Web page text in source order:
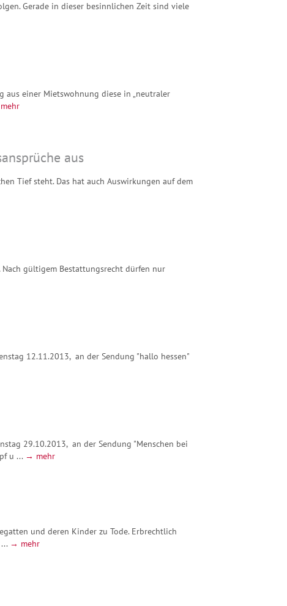
Gerade in dieser besinnlichen Zeit sind viele
aus einer Mietswohnung diese in „neutraler
aus
Tief steht. Das hat auch Auswirkungen auf dem
gültigem Bestattungsrecht dürfen nur
12.11.2013, an der Sendung "hallo hessen"
29.10.2013, an der Sendung "Menschen bei
u ... → mehr
und deren Kinder zu Tode. Erbrechtlich
→ mehr